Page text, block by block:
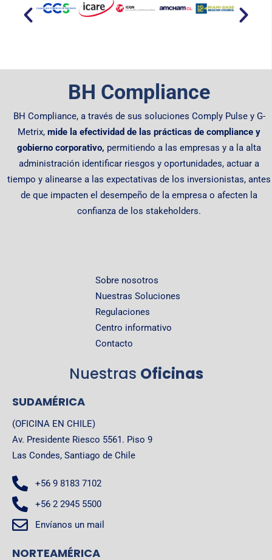
BH Compliance
BH Compliance, a través de sus soluciones Comply Pulse y G-
Metrix, mide la efectividad de las prácticas de compliance y
gobierno corporativo, permitiendo a las empresas y a la alta
administración identificar riesgos y oportunidades, actuar a
tiempo y alinearse a las expectativas de los inversionistas, antes
de que impacten el desempeño de la empresa o afecten la
confianza de los stakeholders.
Sobre nosotros
Nuestras Soluciones
Regulaciones
Centro informativo
Contacto
Nuestras Oficinas
SUDAMÉRICA
(OFICINA EN CHILE)
Av. Presidente Riesco 5561. Piso 9
Las Condes, Santiago de Chile
+56 9 8183 7102
+56 2 2945 5500
Envíanos un mail
NORTEAMÉRICA